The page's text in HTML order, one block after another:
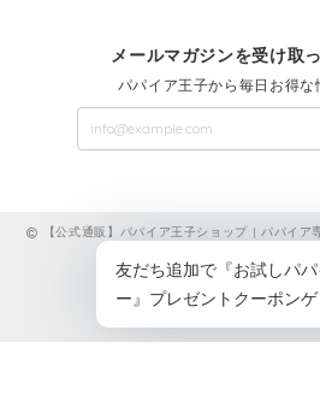
メールマガジンを受け取
パパイア王子から毎日お得な
【公式通販】パパイア王子ショップ | パパイア
ショップに質